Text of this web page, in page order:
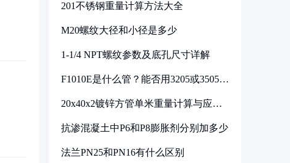
201不锈钢重量计算方法大全
M20螺纹大径和小径是多少
1-1/4 NPT螺纹参数及底孔尺寸详解
F1010E是什么管？能否用3205或3505代
20x40x2镀锌方管单米重量计算与应用
抗渗混凝土中P6和P8膨胀剂分别加多少
法兰PN25和PN16有什么区别